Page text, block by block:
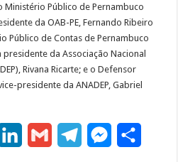
Ministério Público de Pernambuco
da OAB-PE, Fernando Ribeiro
Público de Contas de Pernambuco
presidente da Associação Nacional
Rivana Ricarte; e o Defensor
presidente da ANADEP, Gabriel
M